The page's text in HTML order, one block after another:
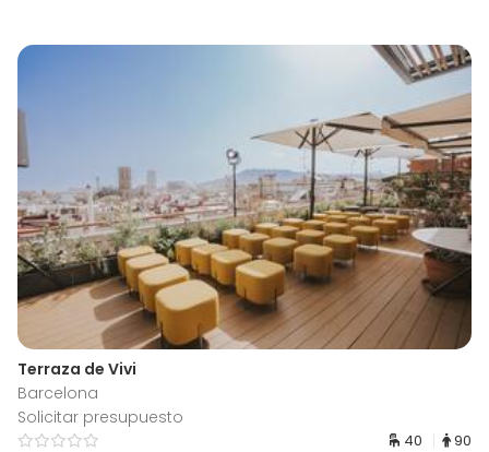
Terraza de Vivi
Barcelona
Solicitar presupuesto
40 90